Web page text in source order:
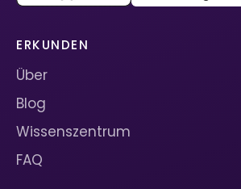
ERKUNDEN
Über
Blog
Wissenszentrum
FAQ